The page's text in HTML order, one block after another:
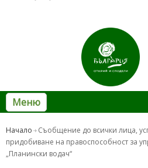
Меню
Начало
Съобщение до всички лица,
придобиване на правоспособност за
„Планински водач“